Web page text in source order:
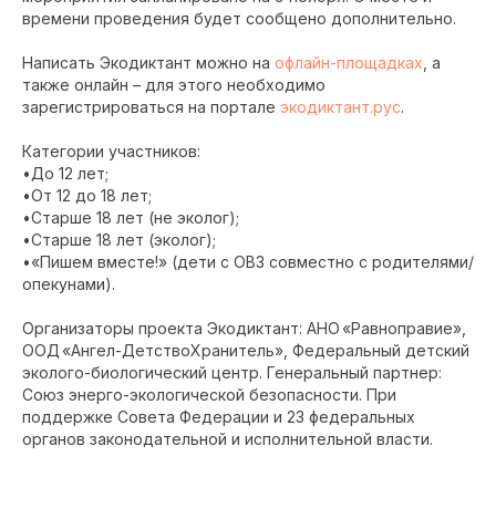
времени проведения будет сообщено дополнительно.
Написать Экодиктант можно на офлайн-площадках , а
также онлайн – для этого необходимо
зарегистрироваться на портале экодиктант.рус.
Категории участников:
•До 12 лет;
•От 12 до 18 лет;
•Старше 18 лет (не эколог);
•Старше 18 лет (эколог);
•«Пишем вместе!» (дети с ОВЗ совместно с родителями/
опекунами).
Организаторы проекта Экодиктант: АНО «Равноправие»,
ООД «Ангел-ДетствоХранитель», Федеральный детский
эколого-биологический центр. Генеральный партнер:
Союз энерго-экологической безопасности. При
поддержке Совета Федерации и 23 федеральных
органов законодательной и исполнительной власти.